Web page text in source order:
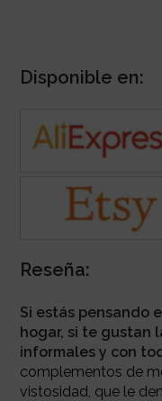
Disponible en:
Reseña:
Si estás pensando
hogar, si te gustan
informales y con
complementos de
vistosidad, que le